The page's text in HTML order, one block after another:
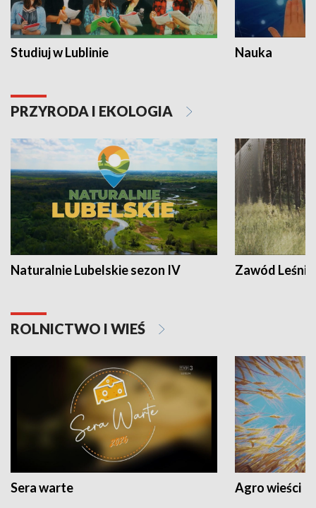
Studiuj w Lublinie Nauka
PRZYRODA I EKOLOGIA
Naturalnie Lubelskie sezon IV Zawód Leśnik
ROLNICTWO I WIEŚ
Sera warte Agro wieści